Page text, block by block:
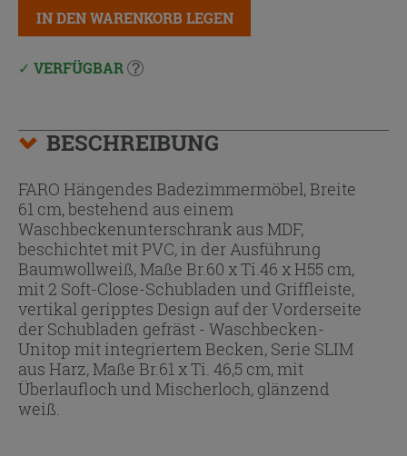
IN DEN WARENKORB LEGEN
VERFÜGBAR
BESCHREIBUNG
FARO Hängendes Badezimmermöbel, Breite
61 cm, bestehend aus einem
Waschbeckenunterschrank aus MDF,
beschichtet mit PVC, in der Ausführung
Baumwollweiß, Maße Br.60 x Ti.46 x H55 cm,
mit 2 Soft-Close-Schubladen und Griffleiste,
vertikal geripptes Design auf der Vorderseite
der Schubladen gefräst - Waschbecken-
Unitop mit integriertem Becken, Serie SLIM
aus Harz, Maße Br.61 x Ti. 46,5 cm, mit
Überlaufloch und Mischerloch, glänzend
weiß.